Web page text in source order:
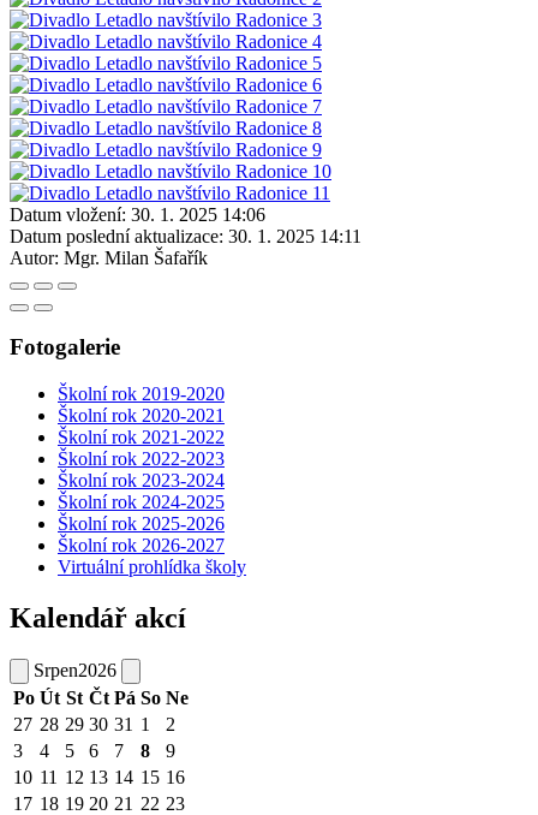
Datum vložení: 30. 1. 2025 14:06
Datum poslední aktualizace: 30. 1. 2025 14:11
Autor: Mgr. Milan Šafařík
Fotogalerie
Školní rok 2019-2020
Školní rok 2020-2021
Školní rok 2021-2022
Školní rok 2022-2023
Školní rok 2023-2024
Školní rok 2024-2025
Školní rok 2025-2026
Školní rok 2026-2027
Virtuální prohlídka školy
Kalendář akcí
Srpen2026
Po Út St Čt Pá So Ne
27 28 29 30 31 1
2
3
4 5 6 7 8
9
10 11 12 13 14 15 16
17 18 19 20 21 22 23